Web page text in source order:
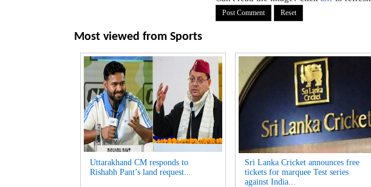
Most viewed from Sports
Uttarakhand CM responds to
Rishabh Pant’s land request...
Sri Lanka Cricket announces free
tickets for marquee Test series
against India...